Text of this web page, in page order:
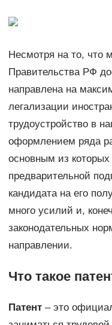
Несмотря на то, что
Правительства РФ
направлена на
легализации
трудоустройство в
оформлением ряда
основным из которых
предварительной
кандидата на его
много усилий и,
законодательных
направлении.
Что такое
Патент– это